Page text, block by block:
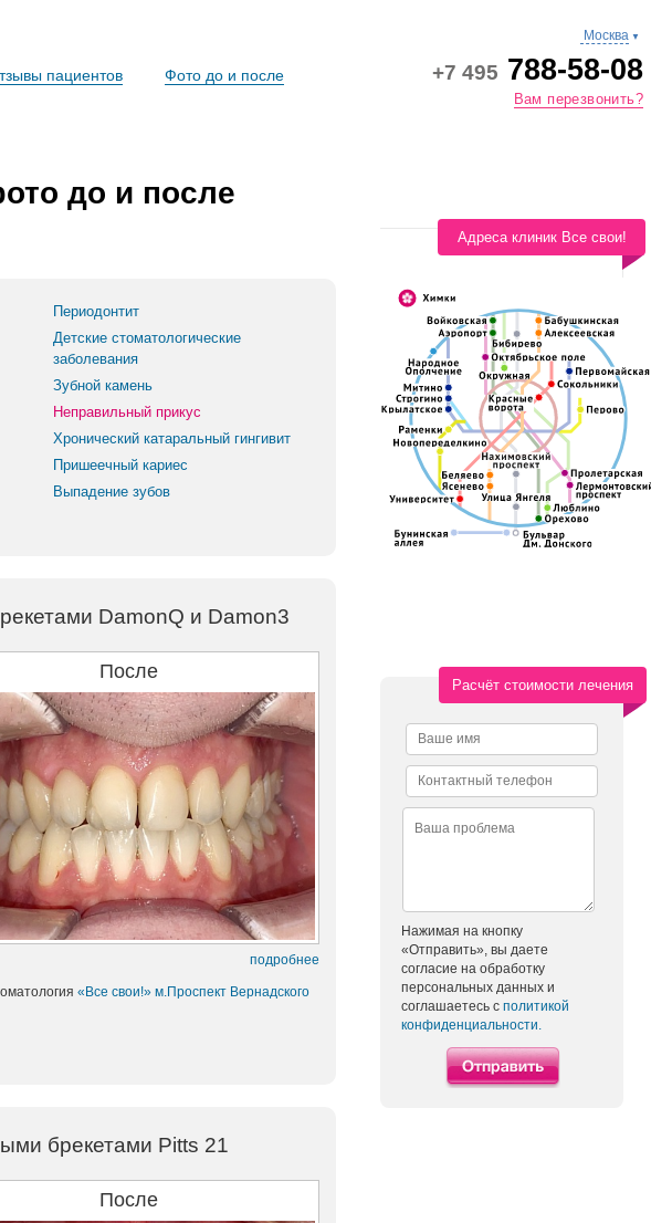
▼
Москва
+7 495 788-58-08
Вам перезвонить?
пациентов Фото до и после
Адреса клиник Все свои!
Расчёт стоимости лечения
Нажимая на кнопку
«Отправить», вы даете
согласие на обработку
персональных данных и
соглашаетесь с политикой
конфиденциальности.
до и после
Периодонтит
Детские стоматологические
заболевания
Зубной камень
Неправильный прикус
Хронический катаральный гингивит
Пришеечный кариес
Выпадение зубов
DamonQ и Damon3
После
подробнее
«Все свои!» м.Проспект Вернадского
брекетами Pitts 21
После